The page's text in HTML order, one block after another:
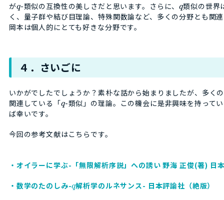
がq-類似の互換性の美しさだと思います。さらに、q類似の世界
く、量子群や結び目理論、特殊関数論など、多くの分野とも関
岡本は個人的にとても好きな分野です。
４．さいごに
いかがでしたでしょうか？素朴な話から始まりましたが、多く
関連している「q-類似」の理論。この機会に是非興味を持って
ば幸いです。
今回の参考文献はこちらです。
・オイラーに学ぶ-「無限解析序説」への誘い 野海 正俊(著) 日
・数学のたのしみ-q解析学のルネサンス- 日本評論社（絶版）